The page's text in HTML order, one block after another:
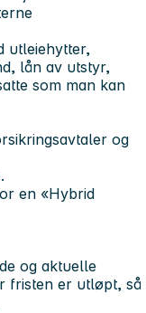
utleiehytter,
lån av utstyr,
som man kan
og
en «Hybrid
og aktuelle
fristen er utløpt, så